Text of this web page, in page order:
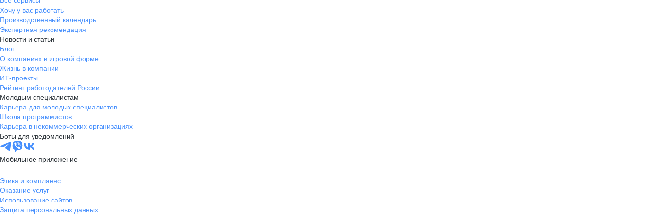
Хочу у вас работать
Производственный календарь
Экспертная рекомендация
Новости и статьи
Блог
О компаниях в игровой форме
Жизнь в компании
ИТ-проекты
Рейтинг работодателей России
Молодым специалистам
Карьера для молодых специалистов
Школа программистов
Карьера в некоммерческих организациях
Боты для уведомлений
Мобильное приложение
Этика и комплаенс
Оказание услуг
Использование сайтов
Защита персональных данных